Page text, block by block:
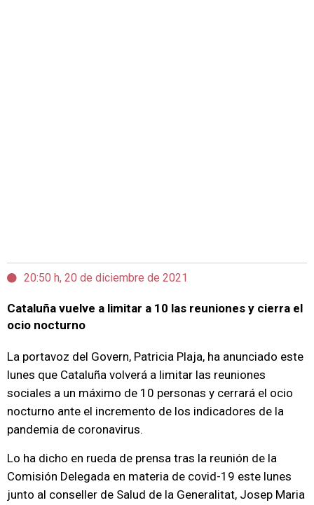
20:50 h, 20 de diciembre de 2021
Cataluña vuelve a limitar a 10 las reuniones y cierra el
ocio nocturno
La portavoz del Govern, Patricia Plaja, ha anunciado este
lunes que Cataluña volverá a limitar las reuniones
sociales a un máximo de 10 personas y cerrará el ocio
nocturno ante el incremento de los indicadores de la
pandemia de coronavirus.
Lo ha dicho en rueda de prensa tras la reunión de la
Comisión Delegada en materia de covid-19 este lunes
junto al conseller de Salud de la Generalitat, Josep Maria